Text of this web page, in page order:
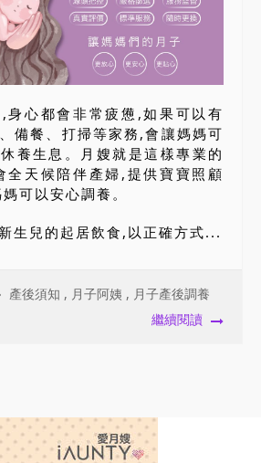
身心都會非常疲憊,如果可以有
備餐、打掃等家務,會讓媽媽可
養生息。月嫂就是這樣專業的
全天候陪伴產婦,提供寶寶照顧
可以安心調養。
生兒的起居飲食,以正確方式...
產後須知 , 月子阿姨 , 月子產後調養
繼續閱讀